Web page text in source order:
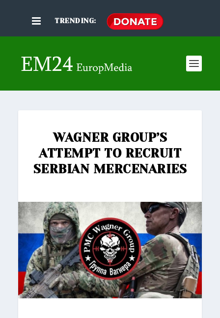
TRENDING:
WAGNER GROUP’S
ATTEMPT TO RECRUIT
SERBIAN MERCENARIES